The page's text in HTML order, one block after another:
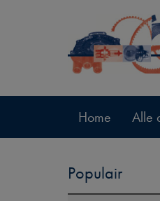
Home Alle
Populair